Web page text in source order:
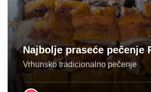
Najbolje praseće pečenje
Vrhunsko tradicionalno pečenje